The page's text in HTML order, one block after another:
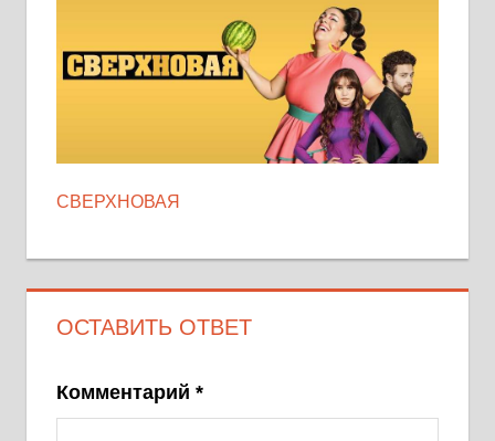
СВЕРХНОВАЯ
ОСТАВИТЬ ОТВЕТ
Комментарий *